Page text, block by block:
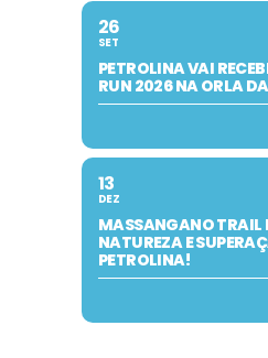
26
SET
PETROLINA VAI
RUN 2026 NA ORLA
13
DEZ
MASSANGANO TRAIL
NATUREZA E
PETROLINA!